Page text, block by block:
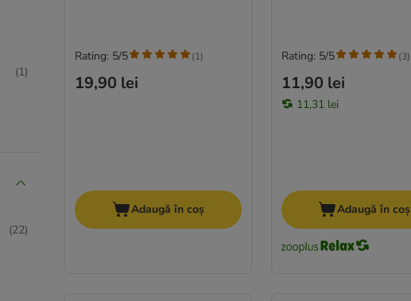
(1)
(22)
19,90 lei
Rating: 5/5 (1)
Adaugă în coș
11,90 lei
11,31 lei
Rating: 5/5 (3)
Adaugă în coș